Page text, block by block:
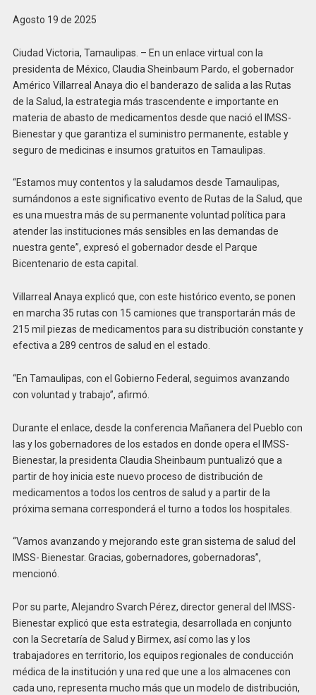
Agosto 19 de 2025
Ciudad Victoria, Tamaulipas. – En un enlace virtual con la
presidenta de México, Claudia Sheinbaum Pardo, el gobernador
Américo Villarreal Anaya dio el banderazo de salida a las Rutas
de la Salud, la estrategia más trascendente e importante en
materia de abasto de medicamentos desde que nació el IMSS-
Bienestar y que garantiza el suministro permanente, estable y
seguro de medicinas e insumos gratuitos en Tamaulipas.
“Estamos muy contentos y la saludamos desde Tamaulipas,
sumándonos a este significativo evento de Rutas de la Salud, que
es una muestra más de su permanente voluntad política para
atender las instituciones más sensibles en las demandas de
nuestra gente”, expresó el gobernador desde el Parque
Bicentenario de esta capital.
Villarreal Anaya explicó que, con este histórico evento, se ponen
en marcha 35 rutas con 15 camiones que transportarán más de
215 mil piezas de medicamentos para su distribución constante y
efectiva a 289 centros de salud en el estado.
“En Tamaulipas, con el Gobierno Federal, seguimos avanzando
con voluntad y trabajo”, afirmó.
Durante el enlace, desde la conferencia Mañanera del Pueblo con
las y los gobernadores de los estados en donde opera el IMSS-
Bienestar, la presidenta Claudia Sheinbaum puntualizó que a
partir de hoy inicia este nuevo proceso de distribución de
medicamentos a todos los centros de salud y a partir de la
próxima semana corresponderá el turno a todos los hospitales.
“Vamos avanzando y mejorando este gran sistema de salud del
IMSS- Bienestar. Gracias, gobernadores, gobernadoras”,
mencionó.
Por su parte, Alejandro Svarch Pérez, director general del IMSS-
Bienestar explicó que esta estrategia, desarrollada en conjunto
con la Secretaría de Salud y Birmex, así como las y los
trabajadores en territorio, los equipos regionales de conducción
médica de la institución y una red que une a los almacenes con
cada uno, representa mucho más que un modelo de distribución,